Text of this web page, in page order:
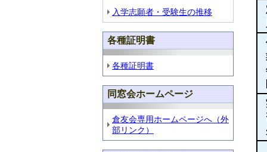
入学志願者・受験生の推移
各種証明書
各種証明書
同窓会ホームページ
倉友会専用ホームページへ（外
部リンク）